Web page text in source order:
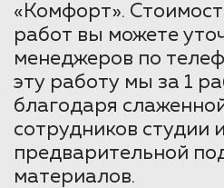
«Комфорт».
работ вы можете
менеджеров по
эту работу мы за 1
благодаря
сотрудников студии и
предварительной
материалов.